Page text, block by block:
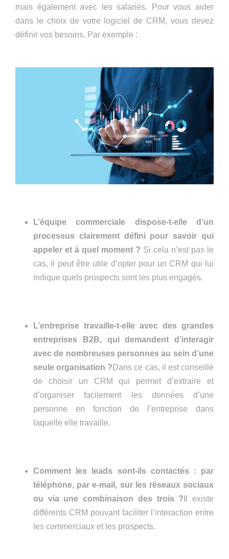
mais également avec les salariés. Pour vous aider
dans le choix de votre logiciel de CRM, vous devez
définir vos besoins. Par exemple :
L’équipe commerciale dispose-t-elle d’un
processus clairement défini pour savoir qui
appeler et à quel moment ? Si cela n’est pas le
cas, il peut être utile d’opter pour un CRM qui lui
indique quels prospects sont les plus engagés.
L’entreprise travaille-t-elle avec des grandes
entreprises B2B, qui demandent d’interagir
avec de nombreuses personnes au sein d’une
seule organisation ? Dans ce cas, il est conseillé
de choisir un CRM qui permet d’extraire et
d’organiser facilement les données d’une
personne en fonction de l’entreprise dans
laquelle elle travaille.
Comment les leads sont-ils contactés : par
téléphone, par e-mail, sur les réseaux sociaux
ou via une combinaison des trois ? Il existe
différents CRM pouvant faciliter l’interaction entre
les commerciaux et les prospects.